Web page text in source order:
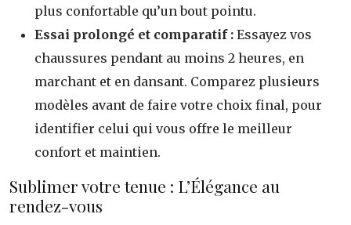
plus confortable qu’un bout pointu.
Essai prolongé et comparatif : Essayez vos
chaussures pendant au moins 2 heures, en
marchant et en dansant. Comparez plusieurs
modèles avant de faire votre choix final, pour
identifier celui qui vous offre le meilleur
confort et maintien.
Sublimer votre tenue : L’Élégance au
rendez-vous